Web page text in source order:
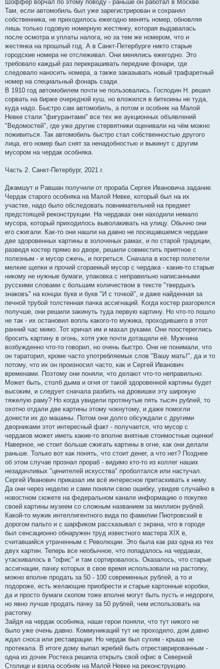
Шоффер ворчал по этому поводу - раньше он работал в Москве.
Там, если автомобиль был уже зарегистрирован и сохранял
собственника, не приходилось ежегодно менять номер, обновляя
лишь только годовую номерную жестянку, которая выдавалась
после осмотра и уплаты налога, но за тем же номером, что и
жестянка на прошлый год. А в Санкт-Петербурге никто старые
городские номера не отслеживал. Они менялись ежегодно. Это
требовало каждый раз перекрашивать передние фонари, где
следовало наносить номера, а также заказывать новый трафаретный
номер на специальный фонарь сзади.
В 1910 год автомобилем почти не пользовались. Господин Н. решил
сорвать на бирже очередной куш, но вложился в биткоины не туда,
куда надо. Быстро сам автомобиль, а потом и особняк на Малой
Невке стали "фигурантами" все тех же аукционных объявлений
"Ведомостей", где уже другие стервятники оценивали на чём можно
поживиться. Так автомобиль быстро стал собственностью другого
лица, его номер был снят за ненадобностью и выкинут с другим
мусором на чердак особняка.
Часть 2. Санкт-Петербург, 2021 г.
Джамшут и Равшан получили от прораба Сергея Ивановича задание.
Чердак старого особняка на Малой Невке, который был на их
участке, надо было обследовать повнимательней на предмет
предстоящей реконструкции. На чердаках они находили немало
мусора, который приходилось выволакивать на улицу. Обычно они
его сжигали. Как-то они нашли на давно не посещавшемся чердаке
две здоровенных картины в золоченых рамах, и по старой традиции,
разведя костер прямо во дворе, решили совместить приятное с
полезным - и мусор сжечь, и погреться. Сначала в костер полетели
мелкие щепки и прочий сгораемый мусор с чердака - какие-то старые
никому не нужные бумаги, упаковка с неправильно написанными
русскими словами с большим количеством в тексте "твердыхъ
знаковъ" на концах букв и букв "И с точкой", и даже найденная за
печной трубой толстенная пачка ассигнаций. Когда костер разгорелся
получше, они решили закинуть туда первую картину. Но что-то пошло
не так - их остановил вопль какого-то мужика, проходившего в этот
ранний час мимо. Тот кричал им и махал руками. Они поостереглись
бросить картину в огонь, хотя уже почти дотащили её. Мужчина
возбужденно что-то говорил, но очень быстро. Они не понимали, что
он тараторил, кроме часто употребляемых слов "Вашу мать!", да и то
потому, что их он произносил часто, как и Сергей Иванович
временами. Поэтому они поняли, что делают что-то неправильно.
Может быть, столб дыма и огня от такой здоровенной картины будет
высоким, и следует сначала разбить на дровишки эту широкую
тяжелую раму? Но когда увидели протянутые пять тысяч рублей, то
охотно отдали две картины этому чокнутому, и даже помогли
донести их до машины. Потом они долго обсуждали с другими
дворниками этот интересный факт - получается, что мусор с
чердаков может иметь какие-то вполне внятные стоимостные оценки!
Наверное, не стоит больше сжигать картины в огне, как они делали
раньше. Только вот как понять, что стоит денег, а что нет? Позднее
об этом случае прознал прораб - видимо кто-то из коллег наших
незадачливых "ценителей искусства" проболтался или настучал.
Сергей Иванович приказал им всё интересное притаскивать к нему.
Да они через неделю и сами поняли свою ошибку, увидев случайно в
новостном сюжете на федеральном канале информацию о покупке
своей картины музеем со сложным названием за миллион рублей.
Какой-то мужик интеллигентного вида по фамилии Пиотровский в
дорогом пальто и с шарфиком рассказывал с экрана, что в городе
был сенсационно обнаружен труд известного мастера XIX в,
считавшийся утраченным с Революции. Это была как раз одна из тех
двух картин. Теперь все необычное, что попадалось на чердаках,
утаскивалось в "офис" и там сортировалось. Оказалось, что старые
ассигнации, пачку которых в свое время использовали на растопку,
можно вполне продать за 50 - 100 современных рублей, а то и
подороже, есть желающие приобрести и старые картонные коробки,
да и просто бумаги скопом тоже вполне могут быть пусть и недороги,
но явно лучше продать пачку за 50 рублей, чем использовать на
растопку.
Зайдя на чердак особняка, наши герои поняли, что тут никого не
было уже очень давно. Коммуникаций тут не проходило, дом давно
ждал сноса или реставрации. Но чердак был сухим - крыша не
протекала. В итоге дому выпал жребий быть отреставрированным -
одна из дочек Ростеха решила открыть свой офис в Северной
Столице и взяла особняк на Малой Невке на реконструкцию.